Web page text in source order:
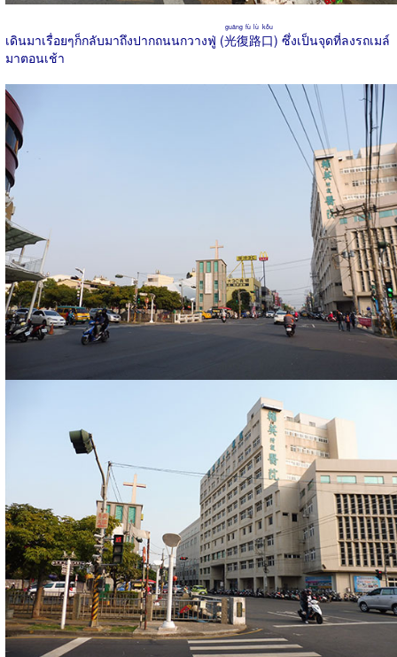
เดินมาเรื่อยๆก็กลับมาถึงปากถนนกวางฟู่ (光復路口
guāng fù lù kǒu
) ซึ่งเป็นจุดที่ลงรถเมล์
มาตอนเช้า